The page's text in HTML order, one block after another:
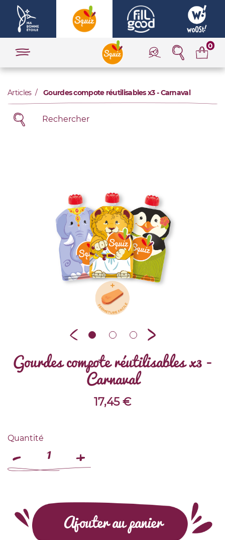
0
Articles Gourdes compote réutilisables x3 - Carnaval
Gourdes compote réutilisables x3 -
Carnaval
17,45€
Quantité
Ajouter au panier